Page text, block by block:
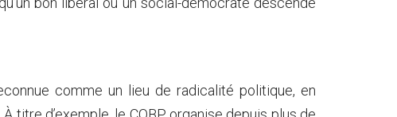
comme un lieu de radicalité politique, en